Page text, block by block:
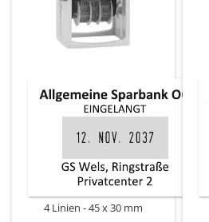
4 Linien 45 x 30 mm